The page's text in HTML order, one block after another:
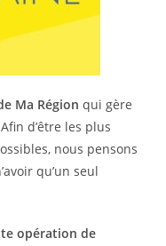
Ma Région qui gère
d’être les plus
nous pensons
qu’un seul
opération de